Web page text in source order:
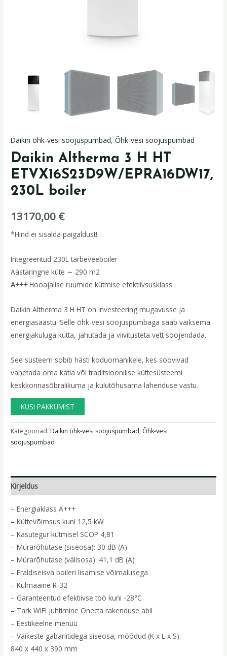
Daikin õhk-vesi soojuspumbad,Õhk-vesi soojuspumbad
Daikin Altherma 3 H HT
ETVX16S23D9W/EPRA16DW17,
230L boiler
13170,00 €
*Hind ei sisalda paigaldust!
Integreeritud 230L tarbeveeboiler
Aastaringne küte ∼ 290 m2
A+++Hooajalise ruumide kütmise efektiivsusklass
Daikin Altherma 3 H HT on investeering mugavusse ja
energiasäästu. Selle õhk-vesi soojuspumbaga saab väiksema
energiakuluga kütta, jahutada ja viivitusteta vett soojendada.
See süsteem sobib hästi koduomanikele, kes soovivad
vahetada oma katla või traditsioonilise küttesüsteemi
keskkonnasõbralikuma ja kulutõhusama lahenduse vastu.
KÜSI PAKKUMIST
Kategooriad:Daikin õhk-vesi soojuspumbad, Õhk-vesi
soojuspumbad
Kirjeldus
– Energiaklass A+++
– Küttevõimsus kuni 12,5 kW
– Kasutegur kütmisel SCOP 4,81
– Mürarõhutase (siseosa): 30 dB (A)
– Mürarõhutase (välisosa): 41,1 dB (A)
– Eraldiseisva boileri lisamise võimalusega
– Külmaaine R-32
– Garanteeritud efektiivse töö kuni -28°C
– Tark WIFI juhtimine Onecta rakenduse abil
– Eestikeelne menüü
– Väikeste gabariitidega siseosa, mõõdud (K x L x S):
840 x 440 x 390 mm